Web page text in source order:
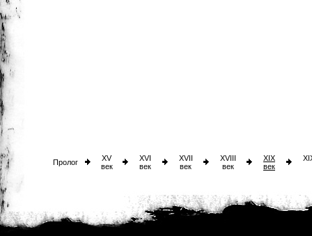
Пролог
XV
век
XVI
век
XVII
век
XVIII
век
XIX
век